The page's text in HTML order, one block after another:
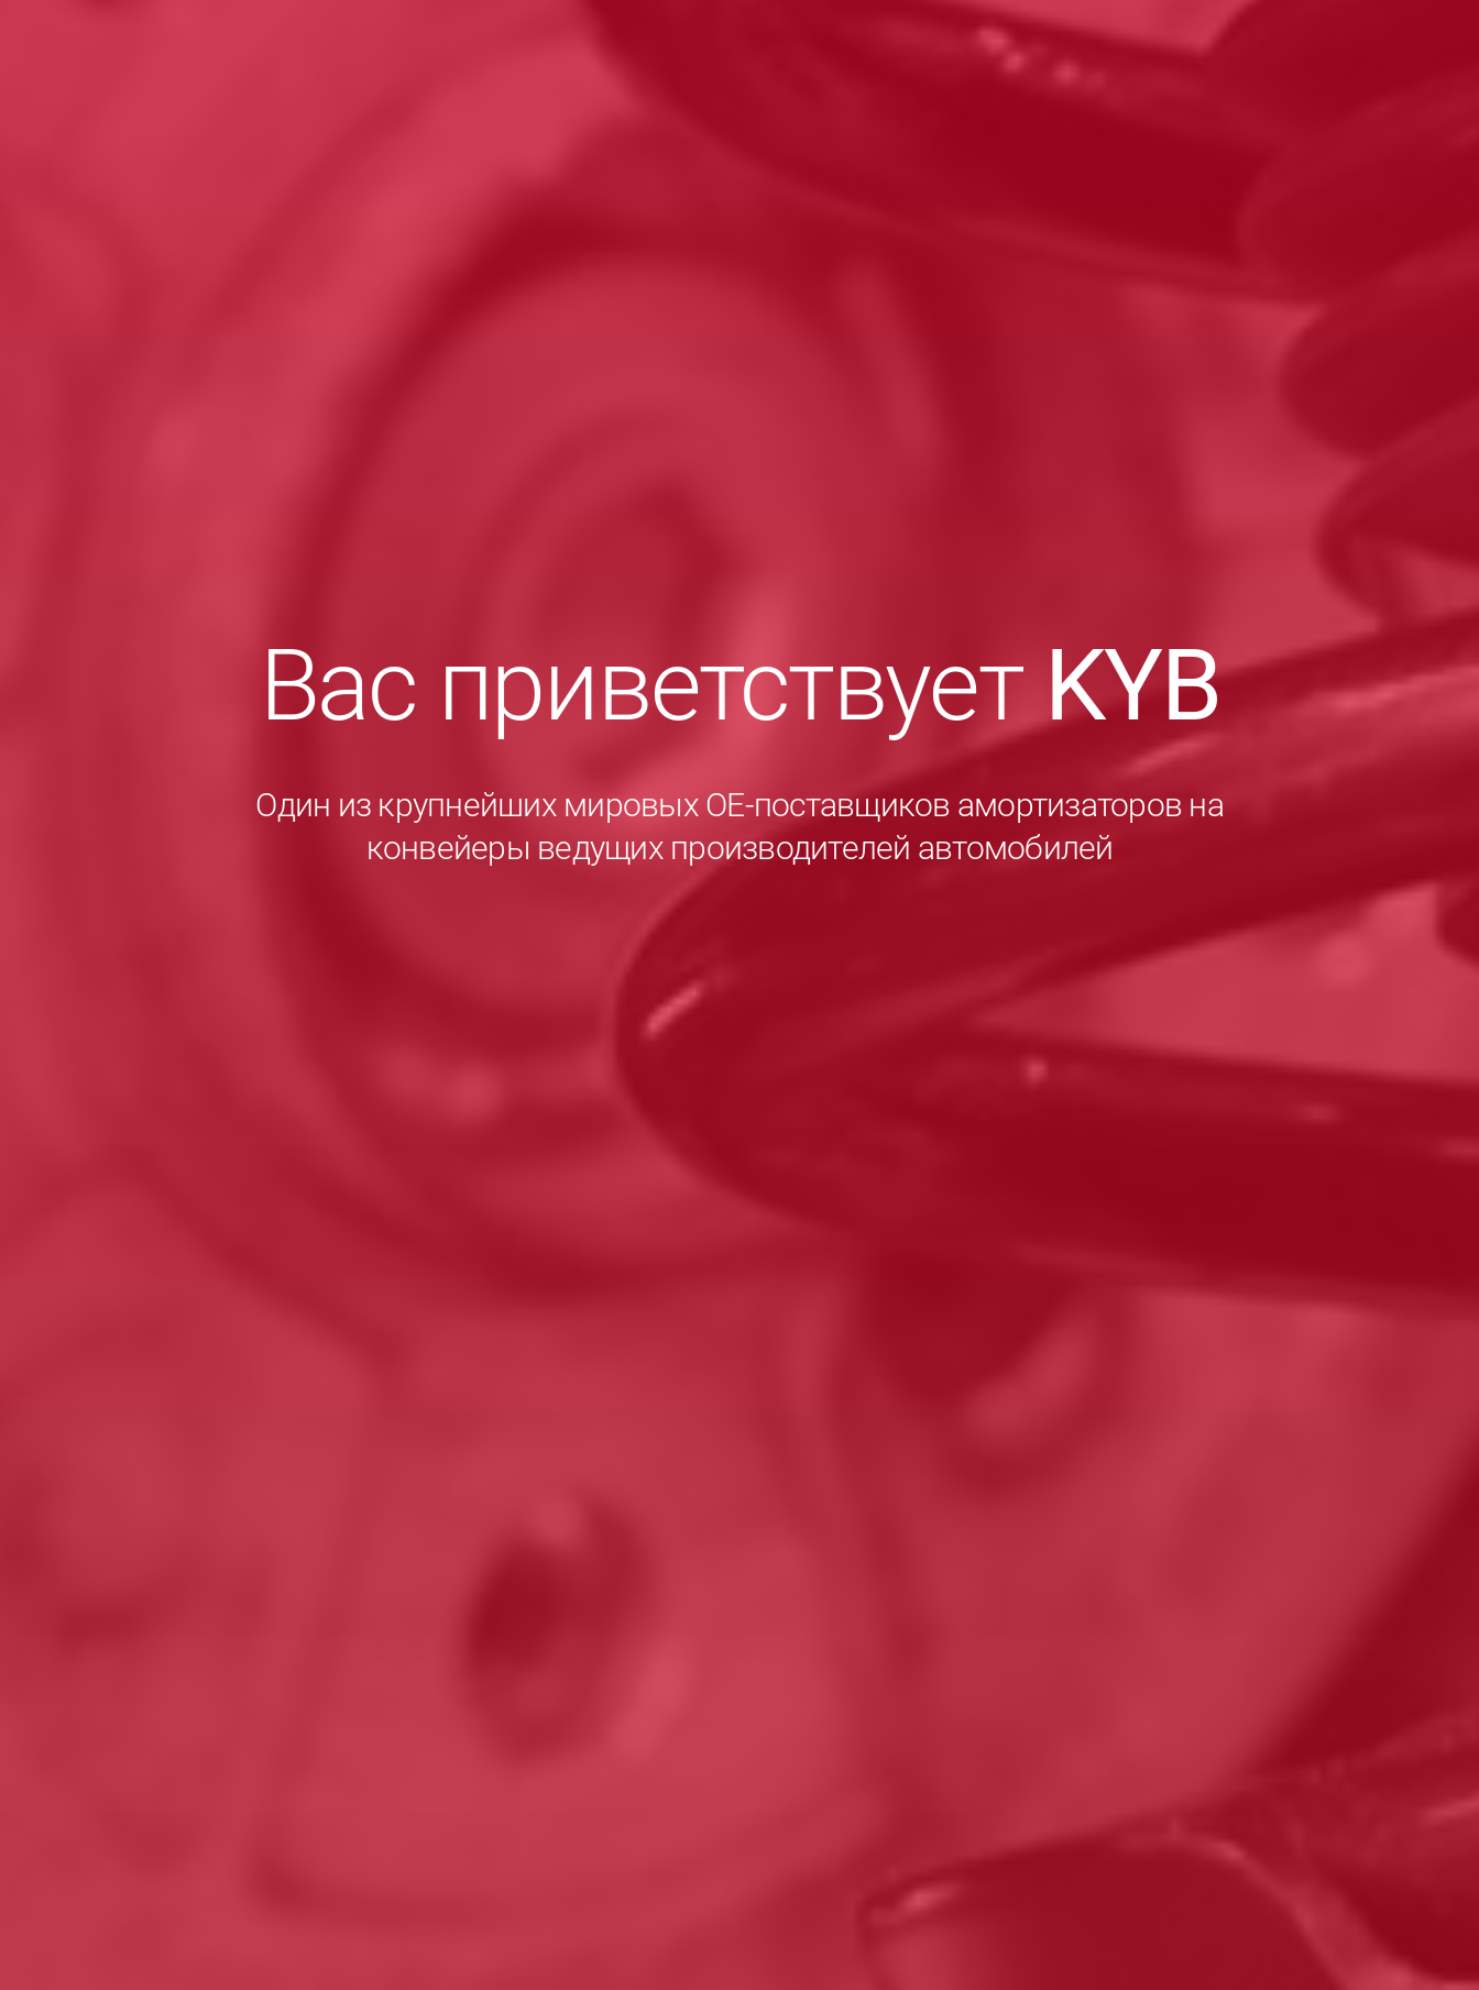
Вас приветствует KYB
Один из крупнейших мировых ОЕ-поставщиков амортизаторов на
конвейеры ведущих производителей автомобилей